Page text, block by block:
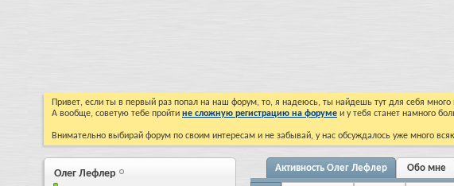
Привет, если ты в первый раз попал на наш форум, то, я надеюсь, ты найдешь тут для себя
А вообще, советую тебе пройти не сложную регистрацию на форуме и у тебя станет намного
Внимательно выбирай форум по своим интересам и не забывай, у нас обсуждалось уже много
Олег Лефлер Активность Олег Лефлер Обо мне